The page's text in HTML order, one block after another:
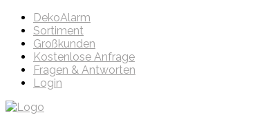
DekoAlarm
Sortiment
Großkunden
Kostenlose Anfrage
Fragen & Antworten
Login